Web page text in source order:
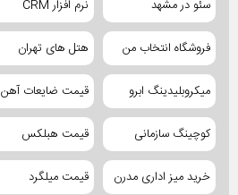
سئو در مشهد نرم افزار CRM
فروشگاه انتخاب من هتل های تهران
میکروبلیدینگ ابرو قیمت ضایعات آهن
کوچینگ سازمانی قیمت هبلکس
خرید میز اداری مدرن قیمت میلگرد